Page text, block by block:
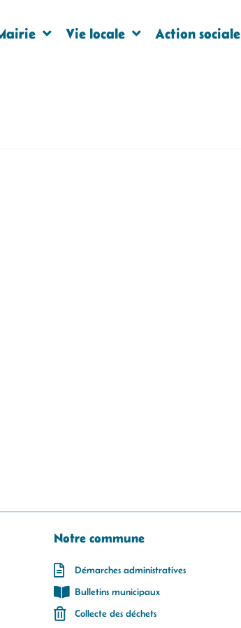
Vie locale Action sociale
Notre commune
Démarches administratives
Bulletins municipaux
Collecte des déchets